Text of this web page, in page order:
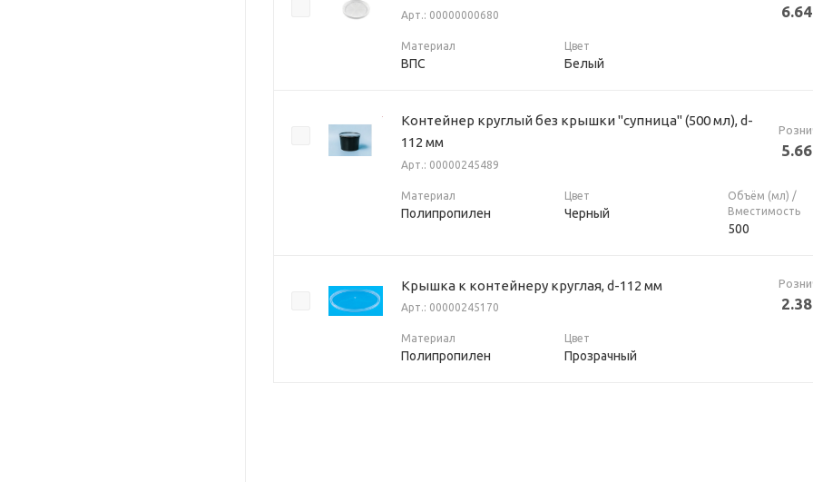
Арт.: 00000000680 6.64
Материал
ВПС
Цвет
Белый
Контейнер круглый без крышки "супница" (500 мл), d-
112 мм
Арт.: 00000245489
5.66
Материал
Полипропилен
Цвет
Черный
Объём (мл) /
Вместимость
500
Крышка к контейнеру круглая, d-112 мм
Арт.: 00000245170 2.38
Материал
Полипропилен
Цвет
Прозрачный